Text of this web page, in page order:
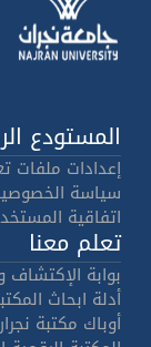
المستودع
إعدادات ملفات
سياسة
اتفاقية
تعلم معنا
بوابة الإكتشاف
أدلة ابحاث
أوباك مكتبة